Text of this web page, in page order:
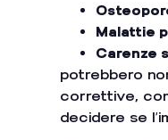
Malattie
Carenze
potrebbero
correttive,
decidere se